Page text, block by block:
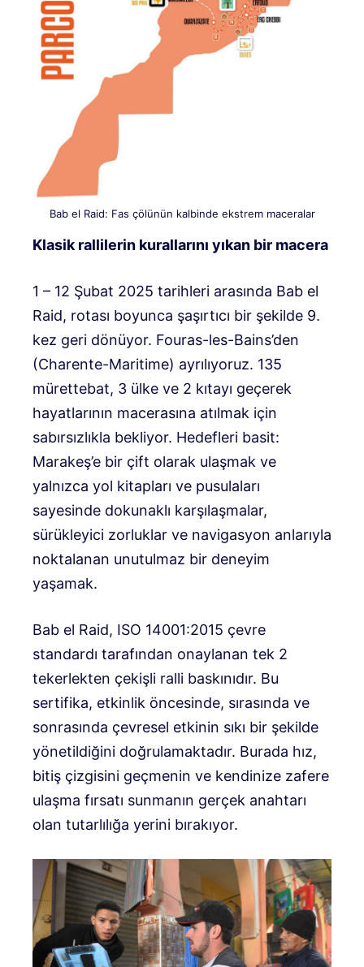
Bab el Raid: Fas çölünün kalbinde ekstrem maceralar
Klasik rallilerin kurallarını yıkan bir macera
1 – 12 Şubat 2025 tarihleri ​​arasında Bab el
Raid, rotası boyunca şaşırtıcı bir şekilde 9.
kez geri dönüyor. Fouras-les-Bains’den
(Charente-Maritime) ayrılıyoruz. 135
mürettebat, 3 ülke ve 2 kıtayı geçerek
hayatlarının macerasına atılmak için
sabırsızlıkla bekliyor. Hedefleri basit:
Marakeş’e bir çift olarak ulaşmak ve
yalnızca yol kitapları ve pusulaları
sayesinde dokunaklı karşılaşmalar,
sürükleyici zorluklar ve navigasyon anlarıyla
noktalanan unutulmaz bir deneyim
yaşamak.
Bab el Raid, ISO 14001:2015 çevre
standardı tarafından onaylanan tek 2
tekerlekten çekişli ralli baskınıdır. Bu
sertifika, etkinlik öncesinde, sırasında ve
sonrasında çevresel etkinin sıkı bir şekilde
yönetildiğini doğrulamaktadır. Burada hız,
bitiş çizgisini geçmenin ve kendinize zafere
ulaşma fırsatı sunmanın gerçek anahtarı
olan tutarlılığa yerini bırakıyor.